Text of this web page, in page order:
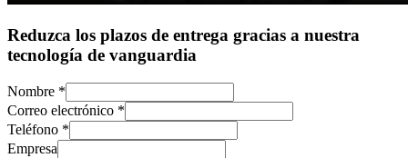
Reduzca los plazos de entrega gracias a nuestra
tecnología de vanguardia
Nombre *
Correo electrónico *
Teléfono *
Empresa